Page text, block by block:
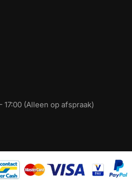
17:00 (Alleen op afspraak)